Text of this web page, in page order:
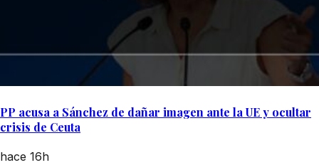
PP acusa a Sánchez de dañar imagen ante la UE y ocultar
crisis de Ceuta
hace 16h